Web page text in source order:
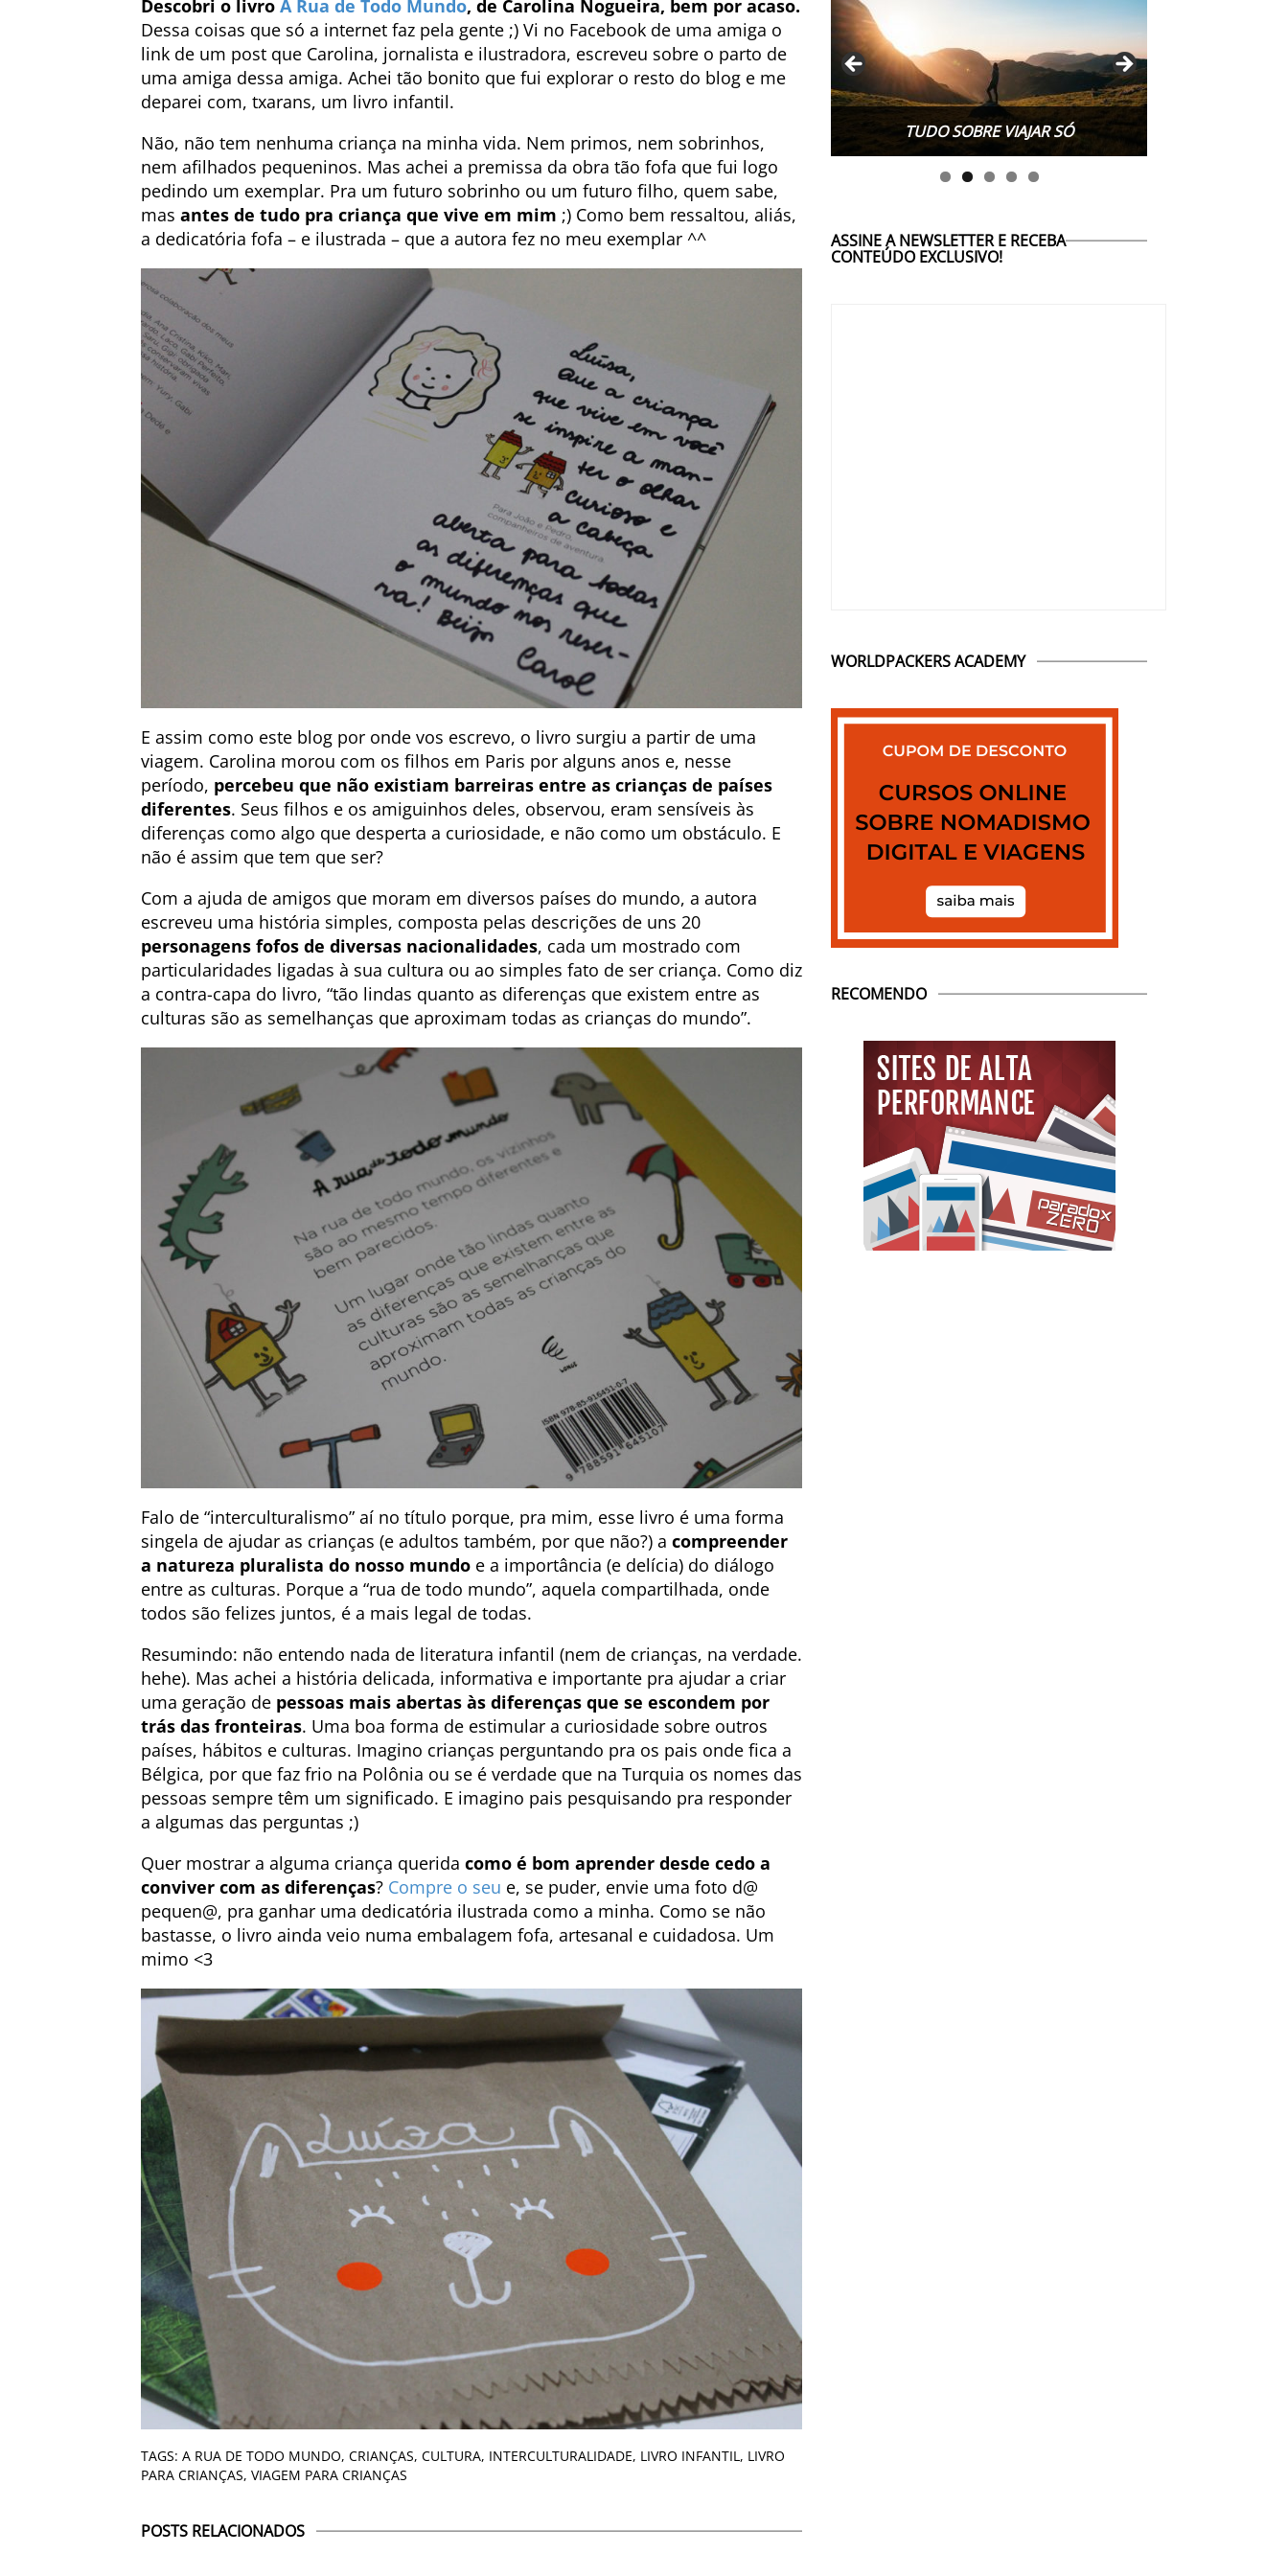
Descobri o livro A Rua de Todo Mundo, de Carolina Nogueira, bem por acaso.
Dessa coisas que só a internet faz pela gente ;) Vi no Facebook de uma amiga o
link de um post que Carolina, jornalista e ilustradora, escreveu sobre o parto de
uma amiga dessa amiga. Achei tão bonito que fui explorar o resto do blog e me
deparei com, txarans, um livro infantil.
Não, não tem nenhuma criança na minha vida. Nem primos, nem sobrinhos,
nem afilhados pequeninos. Mas achei a premissa da obra tão fofa que fui logo
pedindo um exemplar. Pra um futuro sobrinho ou um futuro filho, quem sabe,
mas antes de tudo pra criança que vive em mim ;) Como bem ressaltou, aliás,
a dedicatória fofa – e ilustrada – que a autora fez no meu exemplar ^^
E assim como este blog por onde vos escrevo, o livro surgiu a partir de uma
viagem. Carolina morou com os filhos em Paris por alguns anos e, nesse
período, percebeu que não existiam barreiras entre as crianças de países
diferentes. Seus filhos e os amiguinhos deles, observou, eram sensíveis às
diferenças como algo que desperta a curiosidade, e não como um obstáculo. E
não é assim que tem que ser?
Com a ajuda de amigos que moram em diversos países do mundo, a autora
escreveu uma história simples, composta pelas descrições de uns 20
personagens fofos de diversas nacionalidades, cada um mostrado com
particularidades ligadas à sua cultura ou ao simples fato de ser criança. Como diz
a contra-capa do livro, “tão lindas quanto as diferenças que existem entre as
culturas são as semelhanças que aproximam todas as crianças do mundo”.
Falo de “interculturalismo” aí no título porque, pra mim, esse livro é uma forma
singela de ajudar as crianças (e adultos também, por que não?) a compreender
a natureza pluralista do nosso mundo e a importância (e delícia) do diálogo
entre as culturas. Porque a “rua de todo mundo”, aquela compartilhada, onde
todos são felizes juntos, é a mais legal de todas.
Resumindo: não entendo nada de literatura infantil (nem de crianças, na verdade.
hehe). Mas achei a história delicada, informativa e importante pra ajudar a criar
uma geração de pessoas mais abertas às diferenças que se escondem por
trás das fronteiras. Uma boa forma de estimular a curiosidade sobre outros
países, hábitos e culturas. Imagino crianças perguntando pra os pais onde fica a
Bélgica, por que faz frio na Polônia ou se é verdade que na Turquia os nomes das
pessoas sempre têm um significado. E imagino pais pesquisando pra responder
a algumas das perguntas ;)
Quer mostrar a alguma criança querida como é bom aprender desde cedo a
conviver com as diferenças? Compre o seu e, se puder, envie uma foto d@
pequen@, pra ganhar uma dedicatória ilustrada como a minha. Como se não
bastasse, o livro ainda veio numa embalagem fofa, artesanal e cuidadosa. Um
mimo <3
TAGS: A RUA DE TODO MUNDO, CRIANÇAS, CULTURA, INTERCULTURALIDADE, LIVRO INFANTIL, LIVRO
PARA CRIANÇAS, VIAGEM PARA CRIANÇAS
POSTS RELACIONADOS
TUDO SOBRE WORK EXCHANGE
ASSINE A NEWSLETTER E RECEBA
CONTEÚDO EXCLUSIVO!
WORLDPACKERS ACADEMY
RECOMENDO